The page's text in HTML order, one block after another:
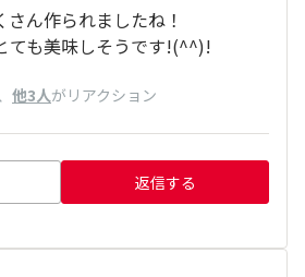
ん作られましたね！
ても美味しそうです!(^^)!
他3人がリアクション
返信する